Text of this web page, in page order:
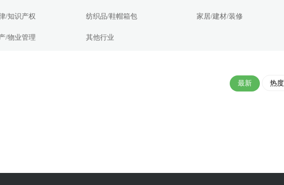
/知识产权 纺织品/鞋帽箱包 家居/建材/装修
/物业管理 其他行业
最新 热度